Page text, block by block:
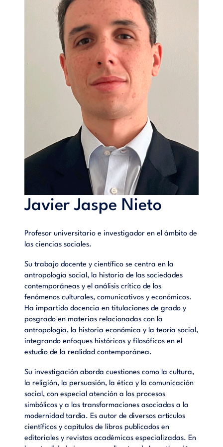
gobiernos buscan diversificar sus fuentes de equipamiento
En esta coyuntura, la empresa sueca Saab, de reconocido
prestigio internacional en el sector aeroespacial y defensa,
cuenta con posibilidades de ampliar sus opciones de mercado
no solo en Europa, sino, también, en Asia. Plataformas como
el caza polivalente ligero Gripen, la gama de radares de
superficie Giraffe o el avión multipropósito de vigilancia y
alerta temprana GlobalEye constituyen un grupo de
productos de gran interés para antiguos y nuevos clientes
con necesidad de ampliar o mejorar sus sistemas de defensa
con opciones solventes y asequibles. En ese sentido, la
tendencia a la autonomía estratégica de la Unión Europea y
la necesidad urgente de abastecerse de los países próximos
al mar de China juegan un papel importante en el futuro a
medio plazo de la compañía.
Javier Jaspe Nieto
Profesor universitario e investigador en el ámbito de
las ciencias sociales.
Su trabajo docente y científico se centra en la
antropología social, la historia de las sociedades
contemporáneas y el análisis crítico de los
fenómenos culturales, comunicativos y económicos.
Ha impartido docencia en titulaciones de grado y
posgrado en materias relacionadas con la
antropología, la historia económica y la teoría social,
integrando enfoques históricos y filosóficos en el
estudio de la realidad contemporánea.
Su investigación aborda cuestiones como la cultura,
la religión, la persuasión, la ética y la comunicación
social, con especial atención a los procesos
simbólicos y a las transformaciones asociadas a la
modernidad tardía. Es autor de diversos artículos
científicos y capítulos de libros publicados en
editoriales y revistas académicas especializadas. En